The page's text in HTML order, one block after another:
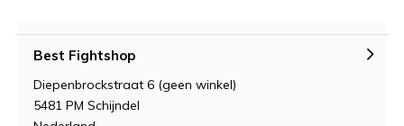
Best Fightshop
Diepenbrockstraat 6 (geen winkel)
5481 PM Schijndel